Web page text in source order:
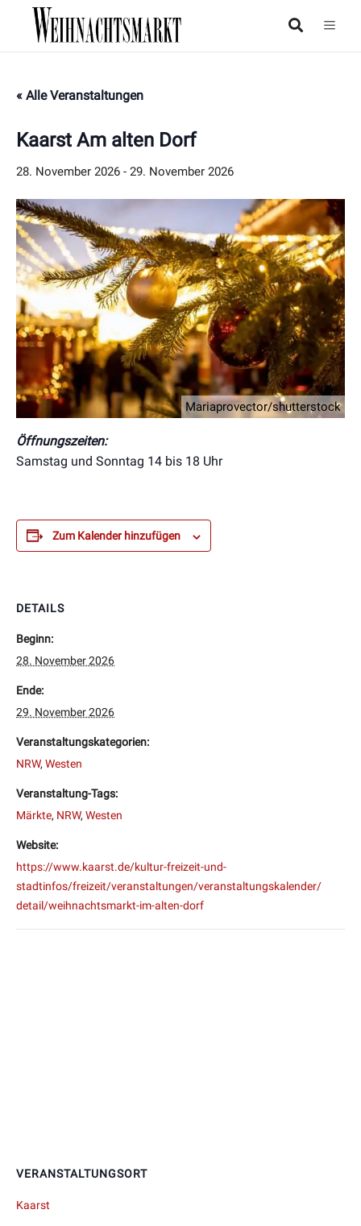
« Alle Veranstaltungen
Kaarst Am alten Dorf
28. November 2026 - 29. November 2026
Mariaprovector/shutterstock
Öffnungszeiten:
Samstag und Sonntag 14 bis 18 Uhr
Zum Kalender hinzufügen
DETAILS
Beginn:
28. November 2026
Ende:
29. November 2026
Veranstaltungskategorien:
NRW, Westen
Veranstaltung-Tags:
Märkte, NRW, Westen
Website:
https://www.kaarst.de/kultur-freizeit-und-
stadtinfos/freizeit/veranstaltungen/veranstaltungskalender/
detail/weihnachtsmarkt-im-alten-dorf
VERANSTALTUNGSORT
Kaarst